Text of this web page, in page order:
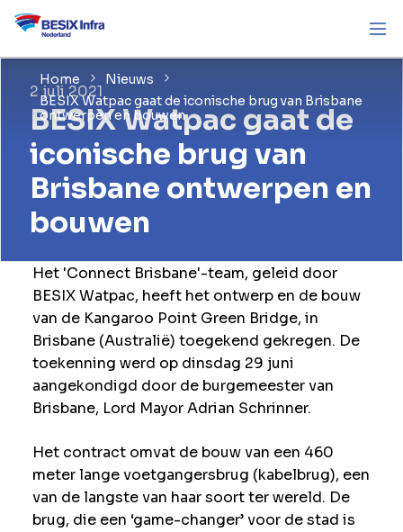
Home
Nieuws
BESIX Watpac gaat de iconische brug van Brisbane
ontwerpen en bouwen
2 juli 2021
BESIX Watpac gaat de
iconische brug van
Brisbane ontwerpen en
bouwen
Het 'Connect Brisbane'-team, geleid door
BESIX Watpac, heeft het ontwerp en de bouw
van de Kangaroo Point Green Bridge, in
Brisbane (Australië) toegekend gekregen. De
toekenning werd op dinsdag 29 juni
aangekondigd door de burgemeester van
Brisbane, Lord Mayor Adrian Schrinner.
Het contract omvat de bouw van een 460
meter lange voetgangersbrug (kabelbrug), een
van de langste van haar soort ter wereld. De
brug, die een ‘game-changer’ voor de stad is